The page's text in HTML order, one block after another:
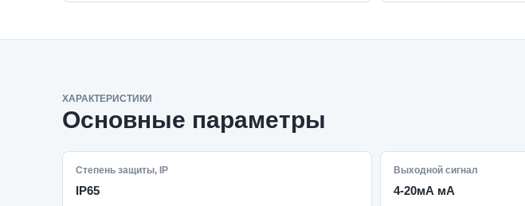
ХАРАКТЕРИСТИКИ
Основные параметры
Степень защиты, IP
IP65
Выходной сигнал
4-20мА мА